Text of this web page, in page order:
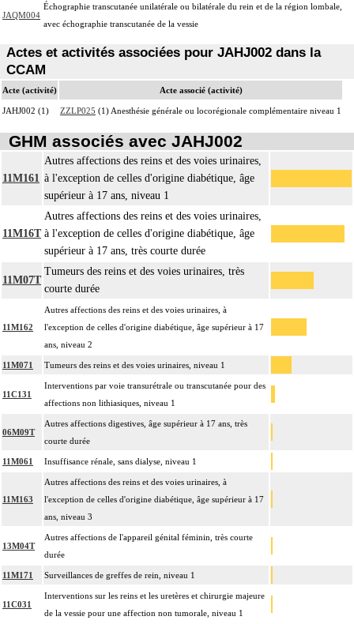
JAQM004
Échographie transcutanée unilatérale ou bilatérale du rein et de la région lombale,
avec échographie transcutanée de la vessie
Actes et activités associées pour JAHJ002 dans la
CCAM
Acte (activité) Acte associé (activité)
JAHJ002 (1) ZZLP025 (1) Anesthésie générale ou locorégionale complémentaire niveau 1
GHM associés avec JAHJ002
11M161
Autres affections des reins et des voies urinaires,
à l'exception de celles d'origine diabétique, âge
supérieur à 17 ans, niveau 1
11M16T
Autres affections des reins et des voies urinaires,
à l'exception de celles d'origine diabétique, âge
supérieur à 17 ans, très courte durée
11M07T
Tumeurs des reins et des voies urinaires, très
courte durée
11M162
Autres affections des reins et des voies urinaires, à
l'exception de celles d'origine diabétique, âge supérieur à 17
ans, niveau 2
11M071 Tumeurs des reins et des voies urinaires, niveau 1
11C131
Interventions par voie transurétrale ou transcutanée pour des
affections non lithiasiques, niveau 1
06M09T
Autres affections digestives, âge supérieur à 17 ans, très
courte durée
11M061 Insuffisance rénale, sans dialyse, niveau 1
11M163
Autres affections des reins et des voies urinaires, à
l'exception de celles d'origine diabétique, âge supérieur à 17
ans, niveau 3
13M04T
Autres affections de l'appareil génital féminin, très courte
durée
11M171 Surveillances de greffes de rein, niveau 1
11C031
Interventions sur les reins et les uretères et chirurgie majeure
de la vessie pour une affection non tumorale, niveau 1